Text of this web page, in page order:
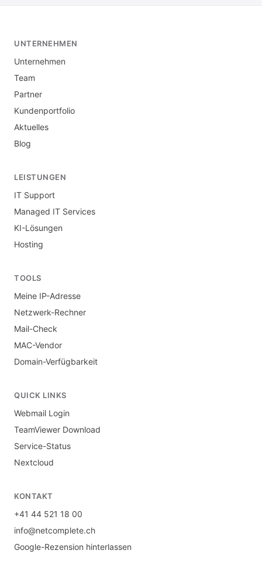
UNTERNEHMEN
Unternehmen
Team
Partner
Kundenportfolio
Aktuelles
Blog
LEISTUNGEN
IT Support
Managed IT Services
KI-Lösungen
Hosting
TOOLS
Meine IP-Adresse
Netzwerk-Rechner
Mail-Check
MAC-Vendor
Domain-Verfügbarkeit
QUICK LINKS
Webmail Login
TeamViewer Download
Service-Status
Nextcloud
KONTAKT
+41 44 521 18 00
info@netcomplete.ch
Google-Rezension hinterlassen